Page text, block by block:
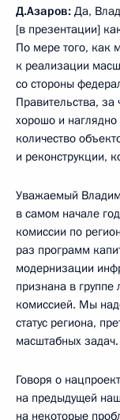
Д.Азаров: Да,
[в презентации]
По мере того, как
к реализации
со стороны
Правительства, за
хорошо и
количество
и реконструкции,
Уважаемый
в самом начале
комиссии по
раз программ
модернизации
признана в группе
комиссией. Мы
статус региона,
масштабных задач.
Говоря о
на предыдущей
на некоторые